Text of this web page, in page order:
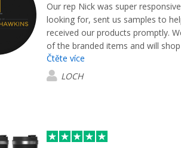
Our rep Nick was super
looking for, sent us samples to
received our products promptly.
of the branded items and will
Čtěte více
LOCH